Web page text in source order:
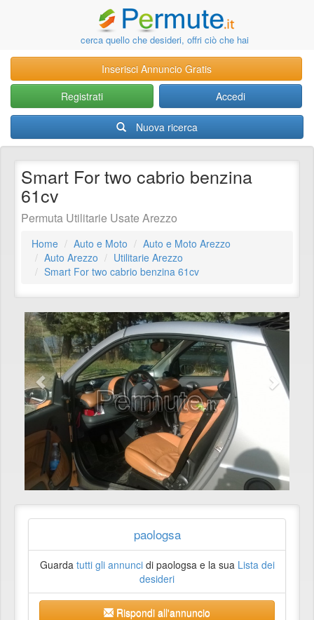
cerca quello che desideri, offri ciò che hai
Inserisci Annuncio Gratis
Registrati
Accedi
Nuova ricerca
Smart For two cabrio benzina
61cv
Permuta Utilitarie Usate Arezzo
Home Auto e Moto
Auto e Moto Arezzo
Auto Arezzo
Utilitarie Arezzo
Smart For two cabrio benzina 61cv
paologsa
Guarda tutti gli annuncidi paologsa e la sua Lista dei
desideri
Rispondi all'annuncio